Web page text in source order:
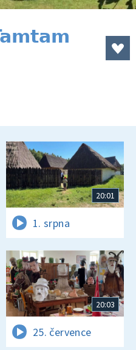
20:01
1. srpna
20:03
25. července